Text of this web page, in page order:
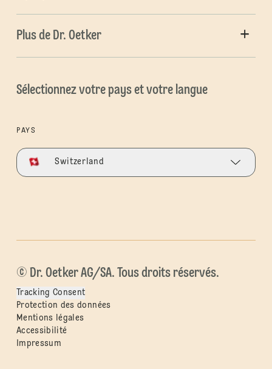
Plus de Dr. Oetker
Sélectionnez votre pays et votre langue
PAYS
Switzerland
© Dr. Oetker AG/SA. Tous droits réservés.
Tracking Consent
Protection des données
Mentions légales
Accessibilité
Impressum